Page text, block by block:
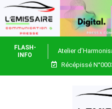
FLASH-
INFO
Atelier
Récépissé